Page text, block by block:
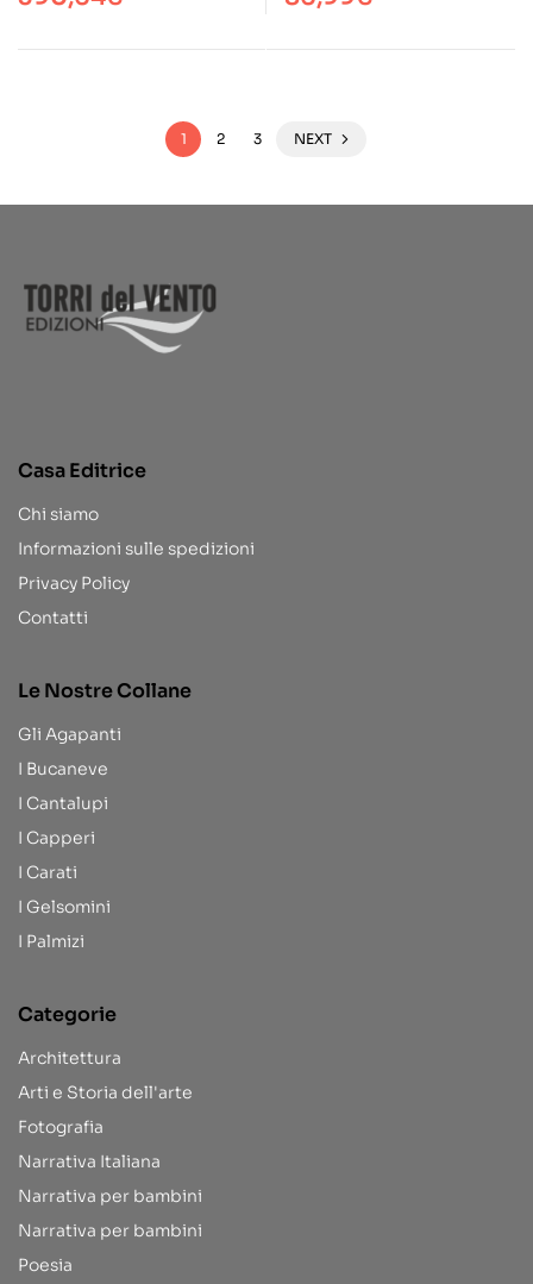
1 2 3 NEXT
Casa Editrice
Chi siamo
Informazioni sulle spedizioni
Privacy Policy
Contatti
Le Nostre Collane
Gli Agapanti
I Bucaneve
I Cantalupi
I Capperi
I Carati
I Gelsomini
I Palmizi
Categorie
Architettura
Arti e Storia dell'arte
Fotografia
Narrativa Italiana
Narrativa per bambini
Narrativa per bambini
Poesia